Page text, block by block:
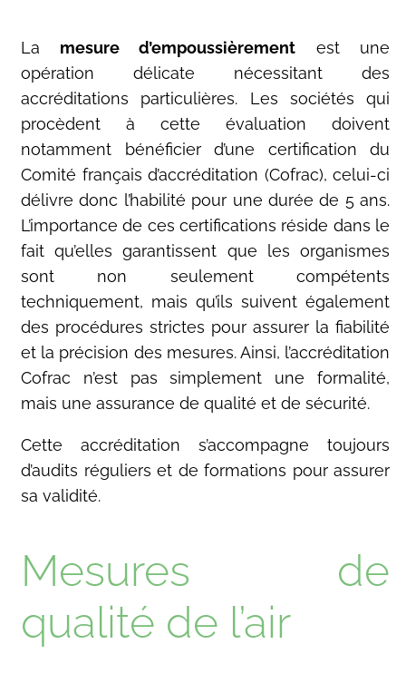
La mesure d’empoussièrement est une
opération délicate nécessitant des
accréditations particulières. Les sociétés qui
procèdent à cette évaluation doivent
notamment bénéficier d’une certification du
Comité français d’accréditation (Cofrac), celui-ci
délivre donc l’habilité pour une durée de 5 ans.
L’importance de ces certifications réside dans le
fait qu’elles garantissent que les organismes
sont non seulement compétents
techniquement, mais qu’ils suivent également
des procédures strictes pour assurer la fiabilité
et la précision des mesures. Ainsi, l’accréditation
Cofrac n’est pas simplement une formalité,
mais une assurance de qualité et de sécurité.
Cette accréditation s’accompagne toujours
d’audits réguliers et de formations pour assurer
sa validité.
Mesures de
qualité de l’air